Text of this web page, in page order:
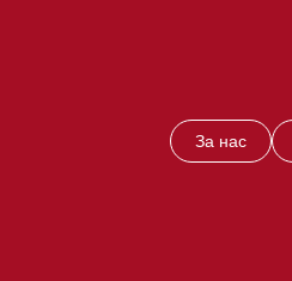
За нас